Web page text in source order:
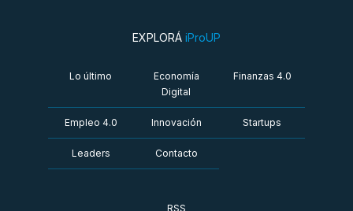
EXPLORÁ iProUP
Lo último
Economía
Digital
Finanzas 4.0
Empleo 4.0 Innovación Startups
Leaders Contacto
RSS